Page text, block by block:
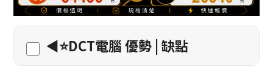
◀️⭐DCT電腦 優勢 | 缺點